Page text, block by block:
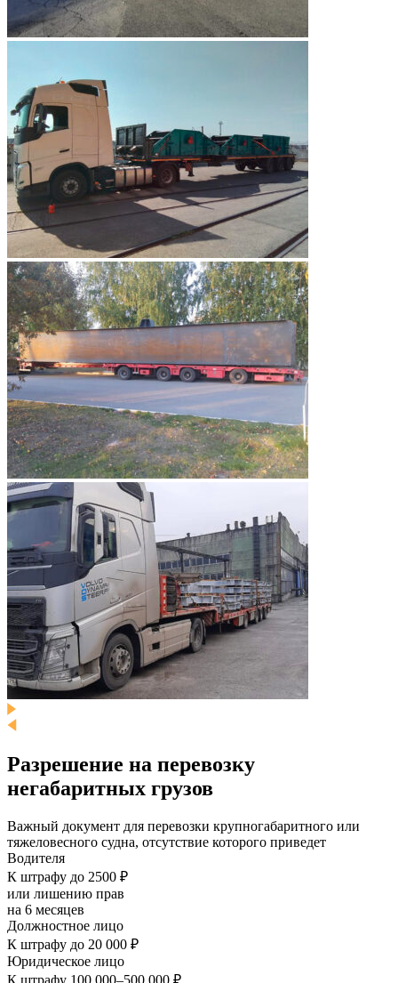
Разрешение на перевозку
негабаритных грузов
Важный документ для перевозки крупногабаритного или
тяжеловесного судна, отсутствие которого приведет
Водителя
К штрафу до 2500 ₽
или лишению прав
на 6 месяцев
Должностное лицо
К штрафу до 20 000 ₽
Юридическое лицо